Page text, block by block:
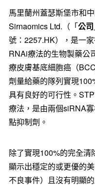
馬里蘭州蓋瑟斯堡市和
Sirnaomics Ltd.（「公司
號：2257.HK），是一
RNAi療法的生物製藥公
療皮膚基底細胞癌（
劑量給藥的隊列實現
具有良好的可行性。
療法，是由兩個siRNA
點抑制劑。
除了實現100%的完全
顯示出穩定的或更優的
不良事件）且沒有明顯